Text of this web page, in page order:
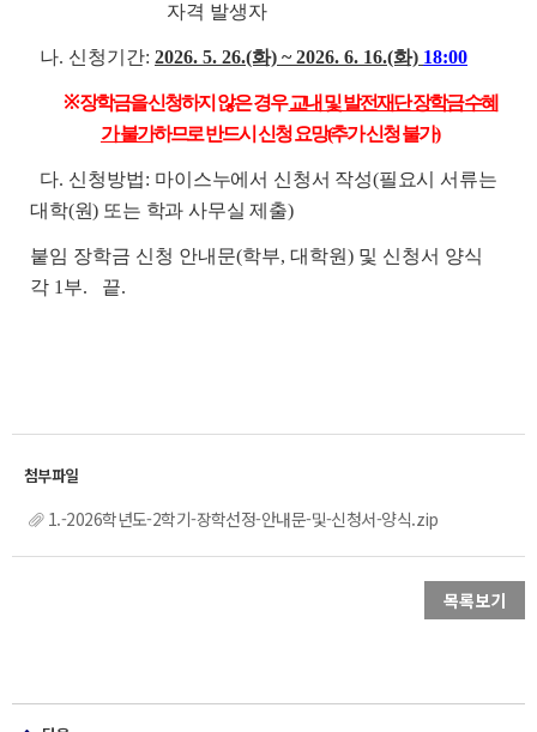
자격 발생자
나. 신청기간: 2026. 5. 26.(화) ~ 2026. 6. 16.(화) 18:00
※ 장학금을 신청하지 않은 경우교내 및 발전재단 장학금 수혜
가 불가하므로 반드시 신청 요망(추가 신청 불가)
다. 신청방법: 마이스누에서 신청서 작성(필요시 서류는
대학(원) 또는 학과 사무실 제출)
붙임 장학금 신청 안내문(학부, 대학원) 및 신청서 양식
각 1부.
끝.
1.-2026학년도-2학기-장학선정-안내문-및-신청서-양식.zip
목록보기